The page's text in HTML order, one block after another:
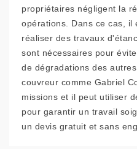
propriétaires négligent la
opérations. Dans ce cas, il
réaliser des travaux
sont nécessaires pour
de dégradations des
couvreur comme Gabriel
missions et il peut utiliser
pour garantir un travail
un devis gratuit et sans